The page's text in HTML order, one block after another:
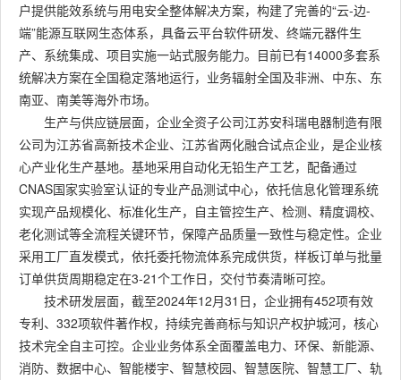
户提供能效系统与用电安全整体解决方案，构建了完善的“云-边-
端”能源互联网生态体系，具备云平台软件研发、终端元器件生
产、系统集成、项目实施一站式服务能力。目前已有14000多套系
统解决方案在全国稳定落地运行，业务辐射全国及非洲、中东、东
南亚、南美等海外市场。
生产与供应链层面，企业全资子公司江苏安科瑞电器制造有限
公司为江苏省高新技术企业、江苏省两化融合试点企业，是企业核
心产业化生产基地。基地采用自动化无铅生产工艺，配备通过
CNAS国家实验室认证的专业产品测试中心，依托信息化管理系统
实现产品规模化、标准化生产，自主管控生产、检测、精度调校、
老化测试等全流程关键环节，保障产品质量一致性与稳定性。企业
采用工厂直发模式，依托委托物流体系完成供货，样板订单与批量
订单供货周期稳定在3-21个工作日，交付节奏清晰可控。
技术研发层面，截至2024年12月31日，企业拥有452项有效
专利、332项软件著作权，持续完善商标与知识产权护城河，核心
技术完全自主可控。企业业务体系全面覆盖电力、环保、新能源、
消防、数据中心、智能楼宇、智慧校园、智慧医院、智慧工厂、轨